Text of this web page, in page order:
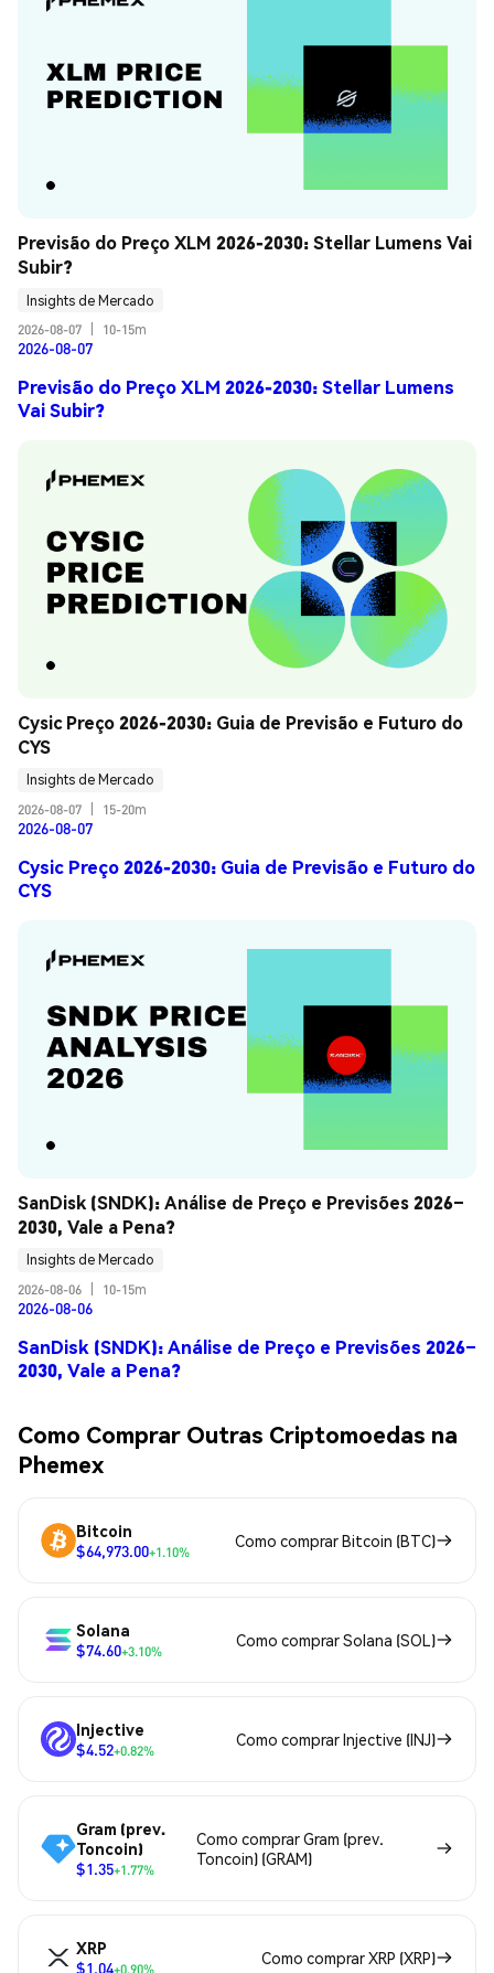
Previsão do Preço XLM 2026-2030: Stellar Lumens Vai
Subir?
Insights de Mercado
2026-08-07
10-15m
2026-08-07
Previsão do Preço XLM 2026-2030: Stellar Lumens
Vai Subir?
Cysic Preço 2026-2030: Guia de Previsão e Futuro do
CYS
Insights de Mercado
2026-08-07
15-20m
2026-08-07
Cysic Preço 2026-2030: Guia de Previsão e Futuro do
CYS
SanDisk (SNDK): Análise de Preço e Previsões 2026–
2030, Vale a Pena?
Insights de Mercado
2026-08-06
10-15m
2026-08-06
SanDisk (SNDK): Análise de Preço e Previsões 2026–
2030, Vale a Pena?
Como Comprar Outras Criptomoedas na
Phemex
Bitcoin
$64,973.00+1.10%
Como comprar Bitcoin (BTC)
Solana
$74.60+3.10%
Como comprar Solana (SOL)
Injective
$4.52+0.82%
Como comprar Injective (INJ)
Gram (prev.
Toncoin)
$1.35+1.77%
Como comprar Gram (prev.
Toncoin) (GRAM)
XRP
$1.04+0.90%
Como comprar XRP (XRP)